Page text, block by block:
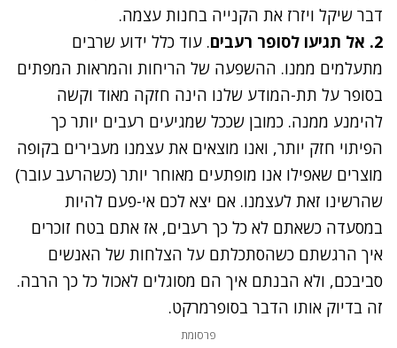
דבר שיקל ויזרז את הקנייה בחנות עצמה.
2. אל תגיעו לסופר רעבים
. עוד כלל ידוע שרבים
מתעלמים ממנו. ההשפעה של הריחות והמראות המפתים
בסופר על תת-המודע שלנו הינה חזקה מאוד וקשה
להימנע ממנה. כמובן שככל שמגיעים רעבים יותר כך
הפיתוי חזק יותר, ואנו מוצאים את עצמנו מעבירים בקופה
מוצרים שאפילו אנו מופתעים מאוחר יותר (כשהרעב עובר)
שהרשינו זאת לעצמנו. אם יצא לכם אי-פעם להיות
במסעדה כשאתם לא כל כך רעבים, אז אתם בטח זוכרים
איך הרגשתם כשהסתכלתם על הצלחות של האנשים
סביבכם, ולא הבנתם איך הם מסוגלים לאכול כל כך הרבה.
זה בדיוק אותו הדבר בסופרמרקט.
פרסומת